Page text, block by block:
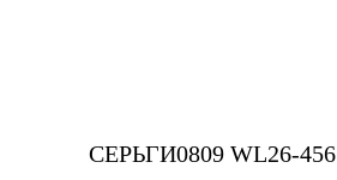
СЕРЬГИ0809 WL26-456